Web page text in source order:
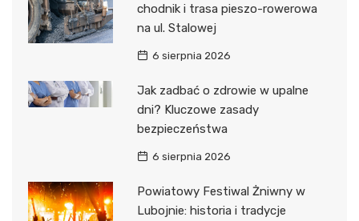
chodnik i trasa pieszo-rowerowa
na ul. Stalowej
6 sierpnia 2026
Jak zadbać o zdrowie w upalne
dni? Kluczowe zasady
bezpieczeństwa
6 sierpnia 2026
Powiatowy Festiwal Żniwny w
Lubojnie: historia i tradycje